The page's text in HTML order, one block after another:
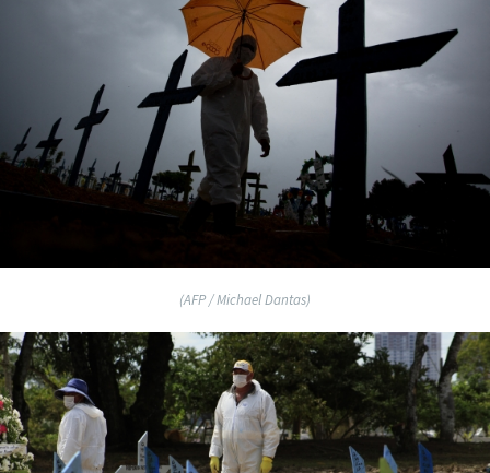
(AFP / Michael Dantas)